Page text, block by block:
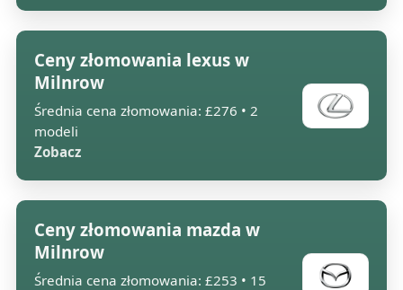
Ceny złomowania lexus w
Milnrow
Średnia cena złomowania: £276 • 2
modeli
Zobacz
Ceny złomowania mazda w
Milnrow
Średnia cena złomowania: £253 • 15